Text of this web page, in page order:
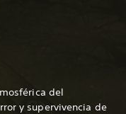
del
y supervivencia de